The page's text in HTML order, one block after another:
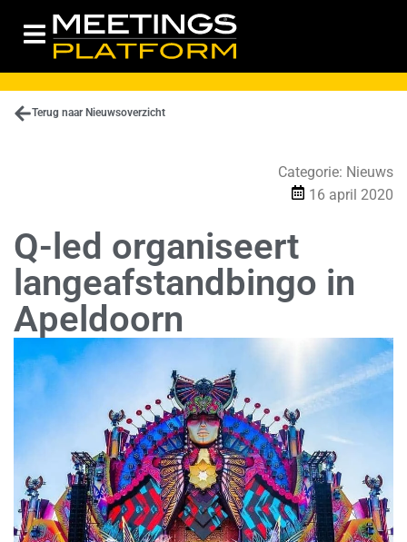
Terug naar Nieuwsoverzicht
Categorie: Nieuws
16 april 2020
Q-led organiseert
langeafstandbingo in
Apeldoorn